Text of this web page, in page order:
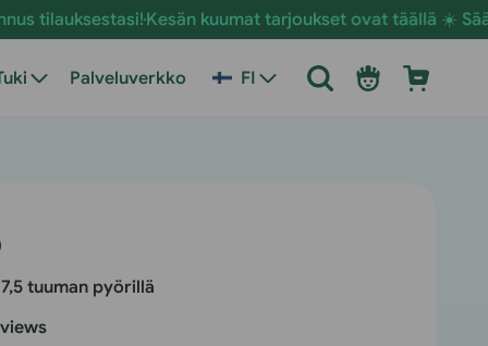
Kesän kuumat tarjoukset ovat täällä ☀️ Säästä nyt E-
Palveluverkko FI
Kirjaudu
sisään
Ostoskori
tuuman pyörillä